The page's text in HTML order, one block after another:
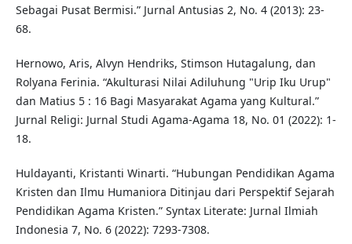
Sebagai Pusat Bermisi.” Jurnal Antusias 2, No. 4 (2013): 23-
68.
Hernowo, Aris, Alvyn Hendriks, Stimson Hutagalung, dan
Rolyana Ferinia. “Akulturasi Nilai Adiluhung "Urip Iku Urup"
dan Matius 5 : 16 Bagi Masyarakat Agama yang Kultural.”
Jurnal Religi: Jurnal Studi Agama-Agama 18, No. 01 (2022): 1-
18.
Huldayanti, Kristanti Winarti. “Hubungan Pendidikan Agama
Kristen dan Ilmu Humaniora Ditinjau dari Perspektif Sejarah
Pendidikan Agama Kristen.” Syntax Literate: Jurnal Ilmiah
Indonesia 7, No. 6 (2022): 7293-7308.